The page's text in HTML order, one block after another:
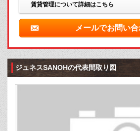
賃貸管理について詳細はこちら
メールでお問い
ジュネスSANOHの代表間取り図